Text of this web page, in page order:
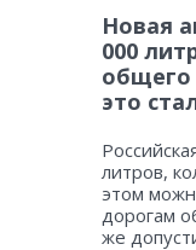
Новая
000
общего
это
литров,
этом
дорогам
же